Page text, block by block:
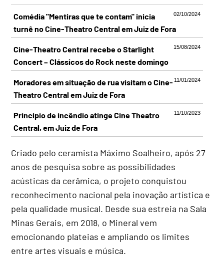
02/10/2024
Comédia "Mentiras que te contam" inicia
turnê no Cine-Theatro Central em Juiz de Fora
15/08/2024
Cine-Theatro Central recebe o Starlight
Concert – Clássicos do Rock neste domingo
11/01/2024
Moradores em situação de rua visitam o Cine-
Theatro Central em Juiz de Fora
11/10/2023
Princípio de incêndio atinge Cine Theatro
Central, em Juiz de Fora
Criado pelo ceramista Máximo Soalheiro, após 27
anos de pesquisa sobre as possibilidades
acústicas da cerâmica, o projeto conquistou
reconhecimento nacional pela inovação artística e
pela qualidade musical. Desde sua estreia na Sala
Minas Gerais, em 2018, o Mineral vem
emocionando plateias e ampliando os limites
entre artes visuais e música.